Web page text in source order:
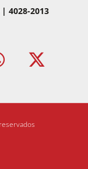
| 4028-2013